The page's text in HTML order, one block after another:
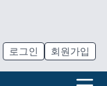
로그인 회원가입